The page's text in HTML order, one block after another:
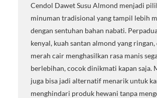
Cendol Dawet Susu Almond menjadi
minuman tradisional yang tampil lebih
dengan sentuhan bahan nabati.
kenyal, kuah santan almond yang ringan,
merah cair menghasilkan rasa manis
berlebihan, cocok dinikmati kapan saja.
juga bisa jadi alternatif menarik untuk
menghindari produk hewani tanpa